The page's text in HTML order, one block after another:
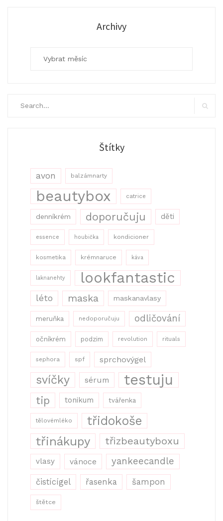
Archivy
Štítky
avon balzámnarty
beautybox catrice
denníkrém doporučuju děti
essence houbička kondicioner
kosmetika krémnaruce káva
laknanehty lookfantastic
léto maska maskanavlasy
meruňka nedoporučuju odličování
očníkrém podzim revolution rituals
sephora spf sprchovýgel
svíčky sérum testuju
tip tonikum tvářenka
tělovémléko
třidokoše
třinákupy
třizbeautyboxu
vlasy vánoce yankeecandle
čistícígel řasenka šampon
štětce